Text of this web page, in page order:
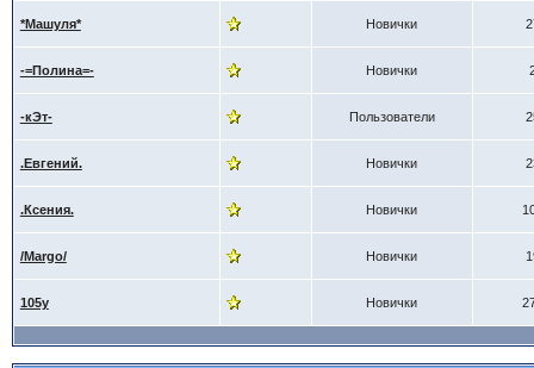
*Машуля* Новички
-=Полина=- Новички
-кЭт- Пользователи
.Евгений. Новички
.Ксения. Новички
/Margo/ Новички
105y Новички